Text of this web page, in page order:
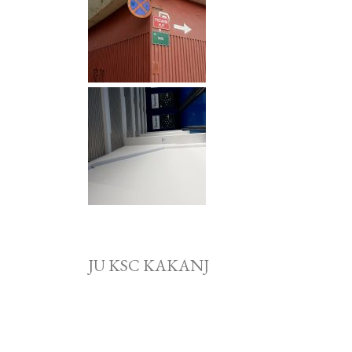
JU KSC KAKANJ